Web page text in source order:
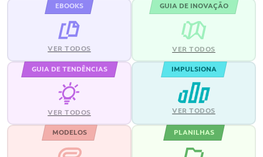
EBOOKS
VER TODOS
GUIA DE INOVAÇÃO
VER TODOS
GUIA DE TENDÊNCIAS
VER TODOS
IMPULSIONA
VER TODOS
MODELOS PLANILHAS